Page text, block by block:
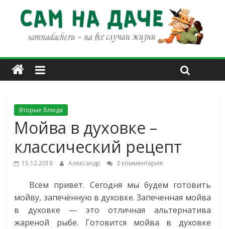
Вторые блюда
Мойва в духовке –
классический рецепт
15.12.2018 Александр 3 комментария
Всем привет. Сегодня мы будем готовить
мойву, запечённую в духовке. Запеченная мойва
в духовке — это отличная альтернатива
жареной рыбе. Готовится мойва в духовке